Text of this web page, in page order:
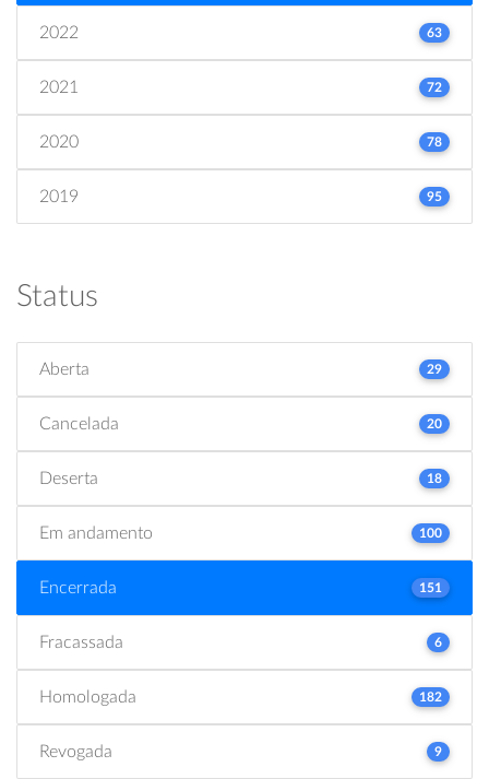
2022 63
2021 72
2020 78
2019 95
Status
Aberta 29
Cancelada 20
Deserta 18
Em andamento 100
Encerrada 151
Fracassada 6
Homologada 182
Revogada 9